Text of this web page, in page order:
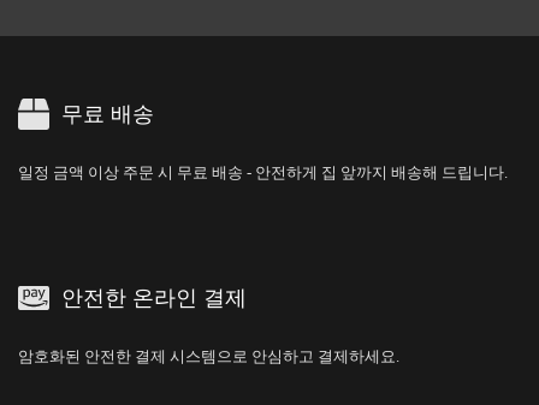
무료 배송
일정 금액 이상 주문 시 무료 배송 - 안전하게 집 앞까지 배송해 드립니다.
안전한 온라인 결제
암호화된 안전한 결제 시스템으로 안심하고 결제하세요.